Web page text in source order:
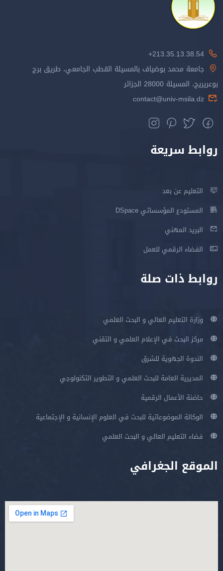
213.35.13.38.54+
جامعة محمد بوضياف بالمسيلة القطب الجامعي، طريق برج
بوعريريج، المسيلة 28000 الجزائر
contact@univ-msila.dz
روابط سريعة
التعليم عن بعد
المستودع المؤسساتي DSpace
البريد المهني
الفضاء الرقمي للعمل
روابط ذات صلة
وزارة التعليم العالي و البحث العلمي
مركز البحث في الإعلام العلمي و التقني
الندوة الجهوية للشرق
المديرية العامة للبحث العلمي و التطوير التكنولوجي
حاضنة الأعمال الرقمية
الوكالة الموضوعاتية للبحث في العلوم الإنسانية و الإجتماعية
فضاء التعليم العالي و البحث العلمي
الموقع الجغرافي